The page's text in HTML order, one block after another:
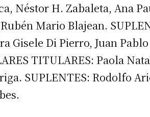
Néstor H. Zabaleta, Ana
Mario Blajean.
Gisele Di Pierro, Juan Pablo
TITULARES: Paola
SUPLENTES: Rodolfo